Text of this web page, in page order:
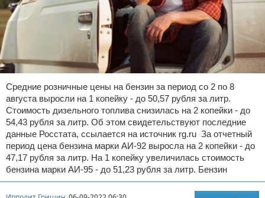
Средние розничные цены на бензин за период со 2 по 8
августа выросли на 1 копейку - до 50,57 рубля за литр.
Стоимость дизельного топлива снизилась на 2 копейки - до
54,43 рубля за литр. Об этом свидетельствуют последние
данные Росстата, ссылается на источник rg.ru За отчетный
период цена бензина марки АИ-92 выросла на 2 копейки - до
47,17 рубля за литр. На 1 копейку увеличилась стоимость
бензина марки АИ-95 - до 51,23 рубля за литр. Бензин